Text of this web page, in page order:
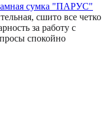
сумка "ПАРУС"
сшито все четко
за работу с
спокойно